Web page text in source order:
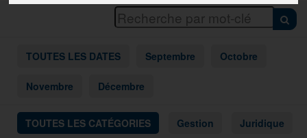
TOUTES LES DATES Septembre Octobre
Novembre Décembre
TOUTES LES CATÉGORIES Gestion Juridique